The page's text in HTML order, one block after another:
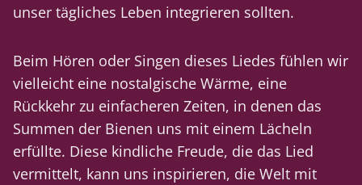
unser tägliches Leben integrieren sollten.
Beim Hören oder Singen dieses Liedes fühlen wir
vielleicht eine nostalgische Wärme, eine
Rückkehr zu einfacheren Zeiten, in denen das
Summen der Bienen uns mit einem Lächeln
erfüllte. Diese kindliche Freude, die das Lied
vermittelt, kann uns inspirieren, die Welt mit